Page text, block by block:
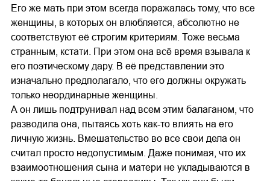
Его же мать при этом всегда поражалась тому, что все
женщины, в которых он влюбляется, абсолютно не
соответствуют её строгим критериям. Тоже весьма
странным, кстати. При этом она всё время взывала к
его поэтическому дару. В её представлении это
изначально предполагало, что его должны окружать
только неординарные женщины.
А он лишь подтрунивал над всем этим балаганом, что
разводила она, пытаясь хоть как-то влиять на его
личную жизнь. Вмешательство во все свои дела он
считал просто недопустимым. Даже понимая, что их
взаимоотношения сына и матери не укладываются в